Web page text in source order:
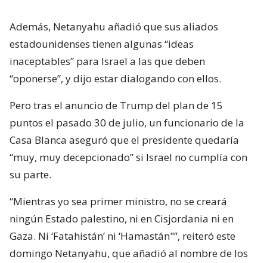
Además, Netanyahu añadió que sus aliados
estadounidenses tienen algunas “ideas
inaceptables” para Israel a las que deben
“oponerse”, y dijo estar dialogando con ellos.
Pero tras el anuncio de Trump del plan de 15
puntos el pasado 30 de julio, un funcionario de la
Casa Blanca aseguró que el presidente quedaría
“muy, muy decepcionado” si Israel no cumplía con
su parte.
“Mientras yo sea primer ministro, no se creará
ningún Estado palestino, ni en Cisjordania ni en
Gaza. Ni ‘Fatahistán’ ni ‘Hamastán"”, reiteró este
domingo Netanyahu, que añadió al nombre de los